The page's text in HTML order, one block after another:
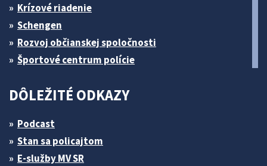
Krízové riadenie
Schengen
Rozvoj občianskej spoločnosti
Športové centrum polície
DÔLEŽITÉ ODKAZY
Podcast
Stan sa policajtom
E-služby MV SR